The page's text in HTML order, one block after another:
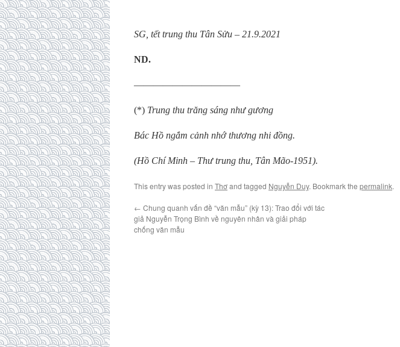
SG, tết trung thu Tân Sửu – 21.9.2021
ND.
———————————
(*) Trung thu trăng sáng như gương
Bác Hồ ngắm cảnh nhớ thương nhi đồng.
(Hồ Chí Minh – Thư trung thu, Tân Mão-1951).
This entry was posted in Thơand tagged Nguyễn Duy. Bookmark the permalink.
← Chung quanh vấn đề “văn mẫu” (kỳ 13): Trao đổi với tác
giả Nguyễn Trọng Bình về nguyên nhân và giải pháp
chống văn mẫu